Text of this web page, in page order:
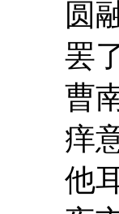
圆
罢
曹
痒
他